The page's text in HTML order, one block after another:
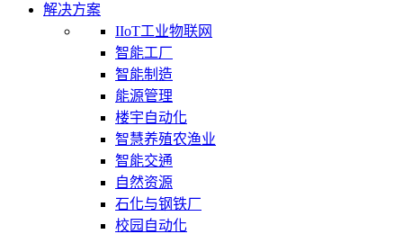
解决方案
IIoT工业物联网
智能工厂
智能制造
能源管理
楼宇自动化
智慧养殖农渔业
智能交通
自然资源
石化与钢铁厂
校园自动化